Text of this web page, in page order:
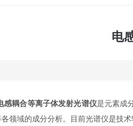
电
感耦合等离子体发射光谱仪是元素成
领域的成分分析。目前光谱仪是技